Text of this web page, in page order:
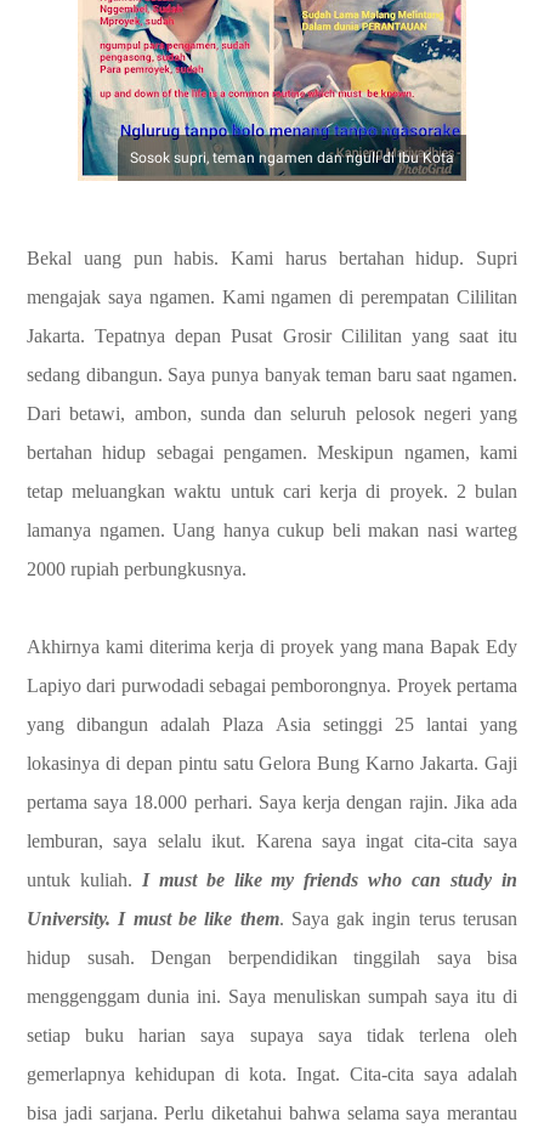
Sosok supri, teman ngamen dan nguli di Ibu Kota
Bekal uang pun habis. Kami harus bertahan hidup. Supri
mengajak saya ngamen. Kami ngamen di perempatan Cililitan
Jakarta. Tepatnya depan Pusat Grosir Cililitan yang saat itu
sedang dibangun. Saya punya banyak teman baru saat ngamen.
Dari betawi, ambon, sunda dan seluruh pelosok negeri yang
bertahan hidup sebagai pengamen. Meskipun ngamen, kami
tetap meluangkan waktu untuk cari kerja di proyek. 2 bulan
lamanya ngamen. Uang hanya cukup beli makan nasi warteg
2000 rupiah perbungkusnya.
Akhirnya kami diterima kerja di proyek yang mana Bapak Edy
Lapiyo dari purwodadi sebagai pemborongnya. Proyek pertama
yang dibangun adalah Plaza Asia setinggi 25 lantai yang
lokasinya di depan pintu satu Gelora Bung Karno Jakarta. Gaji
pertama saya 18.000 perhari. Saya kerja dengan rajin. Jika ada
lemburan, saya selalu ikut. Karena saya ingat cita-cita saya
untuk kuliah. I must be like my friends who can study in
University. I must be like them. Saya gak ingin terus terusan
hidup susah. Dengan berpendidikan tinggilah saya bisa
menggenggam dunia ini. Saya menuliskan sumpah saya itu di
setiap buku harian saya supaya saya tidak terlena oleh
gemerlapnya kehidupan di kota. Ingat. Cita-cita saya adalah
bisa jadi sarjana. Perlu diketahui bahwa selama saya merantau